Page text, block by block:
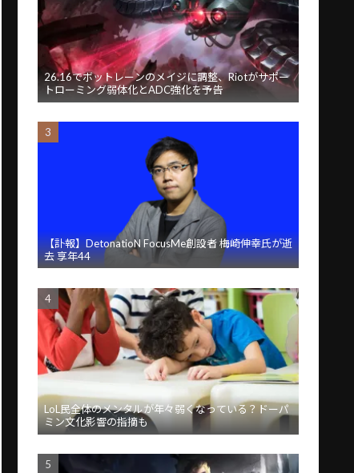
26.16でボットレーンのメイジに調整、Riotがサポー
トローミング弱体化とADC強化を予告
【訃報】DetonatioN FocusMe創設者 梅崎伸幸氏が逝
去 享年44
LoL民全体のメンタルが年々弱くなっている？ドーパ
ミン文化影響の指摘も